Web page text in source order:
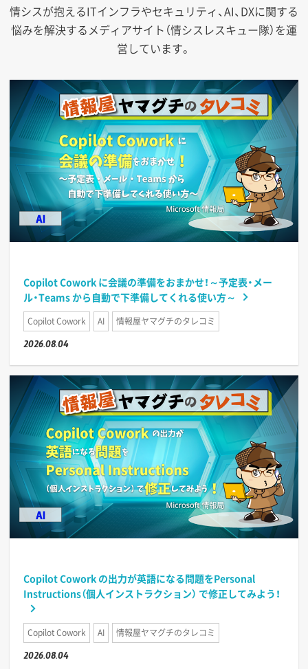
情シスが抱えるITインフラやセキュリティ、AI、DXに関する
悩みを解決するメディアサイト（情シスレスキュー隊）を運
営しています。
Copilot Cowork に会議の準備をおまかせ！～予定表・メー
ル・Teams から自動で下準備してくれる使い方～
Copilot Cowork AI 情報屋ヤマグチのタレコミ
2026.08.04
Copilot Cowork の出力が英語になる問題をPersonal
Instructions（個人インストラクション） で修正してみよう！
Copilot Cowork AI 情報屋ヤマグチのタレコミ
2026.08.04